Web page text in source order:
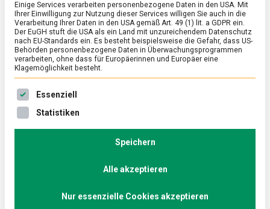
FEATURED/POLITIK
Lebensmittel für Afghanistan: das
World Food Programme
10. September 2021
das
Mit dem Abzug der NATO-Truppen und dem
Wiedererstarken der Taliban-Gruppe wird die
Weltgemeinschaft gerade Zeuge der humanitären
Lebensmittelmagazin.de hat mit dem
Vereinten Nationen (WFP) gesprochen, um zu
Einige Services verarbeiten personenbezogene Daten in den USA. Mit
Ihrer Einwilligung zur Nutzung dieser Services willigen Sie auch in die
Verarbeitung Ihrer Daten in den USA gemäß Art. 49 (1) lit. a GDPR ein.
Der EuGH stuft die USA als ein Land mit unzureichendem Datenschutz
nach EU-Standards ein. Es besteht beispielsweise die Gefahr, dass US-
Behörden personenbezogene Daten in Überwachungsprogrammen
verarbeiten, ohne dass für Europäerinnen und Europäer eine
Klagemöglichkeit besteht.
Es folgt eine Liste der Service-Gruppen, für die eine
Essenziell
Statistiken
Speichern
Alle akzeptieren
Nur essenzielle Cookies akzeptieren